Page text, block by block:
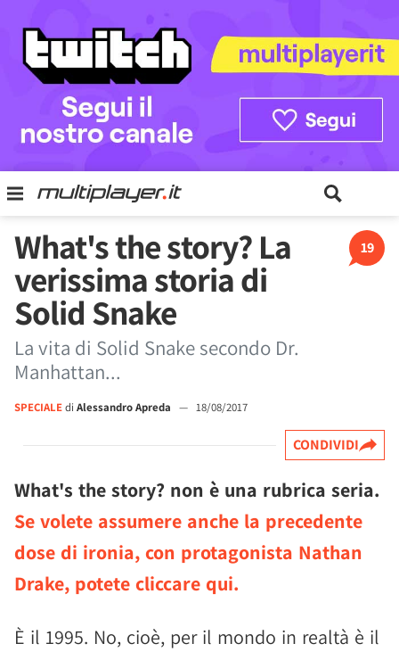
19
What's the story? La
verissima storia di
Solid Snake
La vita di Solid Snake secondo Dr.
Manhattan...
SPECIALEdi Alessandro Apreda — 18/08/2017
CONDIVIDI
What's the story? non è una rubrica seria.
Se volete assumere anche la precedente
dose di ironia, con protagonista Nathan
Drake, potete cliccare qui.
È il 1995. No, cioè, per il mondo in realtà è il